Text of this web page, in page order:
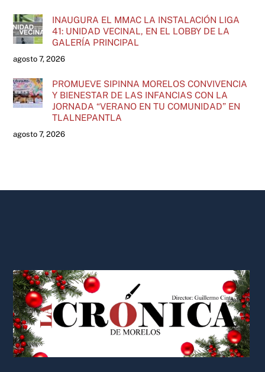
INAUGURA EL MMAC LA INSTALACIÓN LIGA
41: UNIDAD VECINAL, EN EL LOBBY DE LA
GALERÍA PRINCIPAL
agosto 7, 2026
PROMUEVE SIPINNA MORELOS CONVIVENCIA
Y BIENESTAR DE LAS INFANCIAS CON LA
JORNADA “VERANO EN TU COMUNIDAD” EN
TLALNEPANTLA
agosto 7, 2026
To
Top